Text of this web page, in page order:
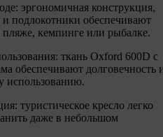
эргономичная конструкция,
подлокотники обеспечивают
кемпинге или рыбалке.
ткань Oxford 600D с
обеспечивают долговечность
использованию.
туристическое кресло легко
даже в небольшом